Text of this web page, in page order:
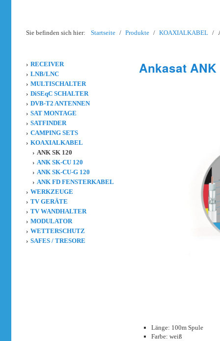
Sie befinden sich hier: Startseite / Produkte / KOAXIALKABEL /
RECEIVER
LNB/LNC
MULTISCHALTER
DiSEqC SCHALTER
DVB-T2 ANTENNEN
SAT MONTAGE
SATFINDER
CAMPING SETS
KOAXIALKABEL
ANK SK 120
ANK SK-CU 120
ANK SK-CU-G 120
ANK FD FENSTERKABEL
WERKZEUGE
TV GERÄTE
TV WANDHALTER
MODULATOR
WETTERSCHUTZ
SAFES / TRESORE
Ankasat ANK
Länge: 100m Spule
Farbe: weiß